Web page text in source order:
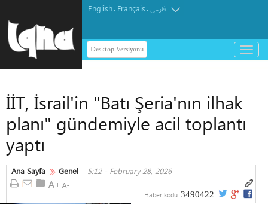
English. Français.فارسی
Desktop Versiyonu
باز
و
İİT, İsrail'in "Batı Şeria'nın ilhak
planı" gündemiyle acil toplantı
yaptı
Ana Sayfa Genel 5:12 - February 28, 2026
Haber kodu: 3490422